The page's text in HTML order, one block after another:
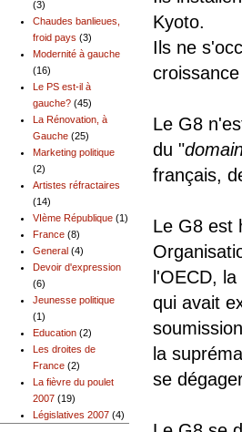
Kyoto.
Ils ne
Le G8
du "
français,
Le G8 est
l'OECD,
qui avait
la
se
(3)
Chaudes banlieues,
froid pays (3)
Modernité à gauche
(16)
Le PS est-il à
gauche? (45)
La Rénovation, à
Gauche (25)
Marketing politique
(2)
Artistes réfractaires
(14)
VIème République (1)
France (8)
General (4)
Devoir d'expression
(6)
Jeunesse politique
(1)
Education (2)
Les droites de
France (2)
La fièvre du poulet
2007 (19)
Législatives 2007 (4)